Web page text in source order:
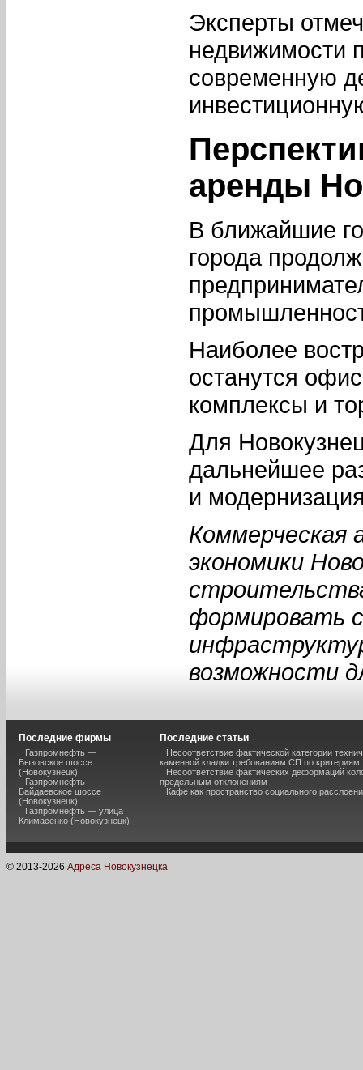
Эксперты
недвижимости
современную
аренды
В ближайшие
города
Наиболее
останутся
комплексы и
Для
дальнейшее
и
Коммерческая
экономики
формировать
возможности
Последние фирмы
Газпромнефть —
Бызовское шоссе
(Новокузнецк)
Газпромнефть —
Байдаевское шоссе
(Новокузнецк)
Газпромнефть — улица
Климасенко (Новокузнецк)
Последние статьи
Несоответствие фактической категории
каменной кладки требованиям СП по критериям
Несоответствие фактических деформаций
предельным отклонениям
Кафе как пространство социального
© 2013-2026 Адреса Новокузнецка